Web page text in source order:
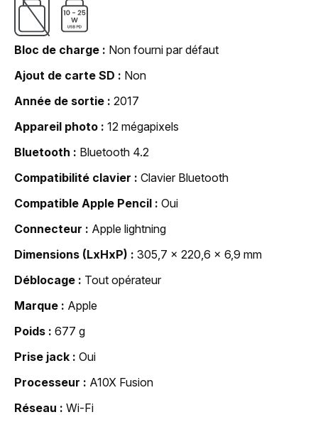
Bloc de charge
Non fourni par défaut
Ajout de carte SD
Non
Année de sortie
2017
Appareil photo
12 mégapixels
Bluetooth
Bluetooth 4.2
Compatibilité clavier
Clavier Bluetooth
Compatible Apple Pencil
Oui
Connecteur
Apple lightning
Dimensions (LxHxP)
305,7 x 220,6 x 6,9 mm
Déblocage
Tout opérateur
Marque
Apple
Poids
677 g
Prise jack
Oui
Processeur
A10X Fusion
Réseau
Wi-Fi